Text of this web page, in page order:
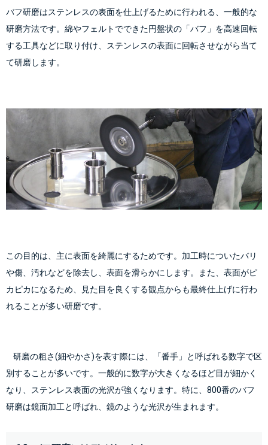
バフ研磨はステンレスの表面を仕上げるために行われる、一般的な
研磨方法です。綿やフェルトでできた円盤状の「バフ」を高速回転
する工具などに取り付け、ステンレスの表面に回転させながら当て
て研磨します。
この目的は、主に表面を綺麗にするためです。加工時についたバリ
や傷、汚れなどを除去し、表面を滑らかにします。また、表面がピ
カピカになるため、見た目を良くする観点からも最終仕上げに行わ
れることが多い研磨です。
別することが多いです。一般的に数字が大きくなるほど目が細かく
なり、ステンレス表面の光沢が強くなります。特に、800番のバフ